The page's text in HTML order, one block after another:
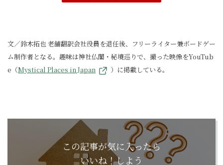
文／鈴木拓也 老舗翻訳会社役員を退任後、フリーライター兼ボードゲー
ム制作者となる。趣味は神社仏閣・秘境巡りで、撮った映像をYouTub
e（Mystical Places in Japan ）に掲載している。
この記事が気に入ったら
いいね！しよう